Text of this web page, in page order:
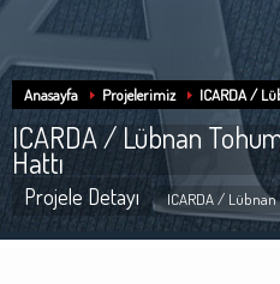
Anasayfa Projelerimiz ICARDA /
ICARDA / Lübnan
Hattı
Projele Detayı ICARDA / Lübnan